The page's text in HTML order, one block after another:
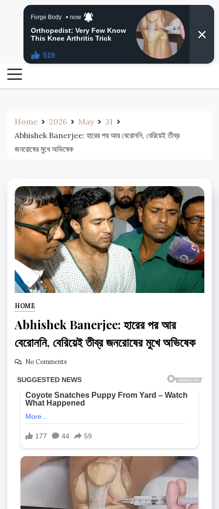
24 Ghanta Bangla News
24 Ghanta Bengali News
Home 2026 May
31
Abhishek Banerjee: হারের পর আর বেরোননি, বেরিয়েই তীব্র
জনরোষের মুখে অভিষেক
HOME
Abhishek Banerjee: হারের পর আর
বেরোননি, বেরিয়েই তীব্র জনরোষের মুখে অভিষেক
No Comments